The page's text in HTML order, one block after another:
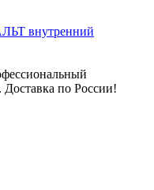
по России!